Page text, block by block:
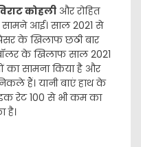
कोहली और रोहित
आई। साल 2021 से
के खिलाफ छठी बार
के खिलाफ साल 2021
सामना किया है और
हैं। यानी बाएं हाथ के
रेट 100 से भी कम का
है।